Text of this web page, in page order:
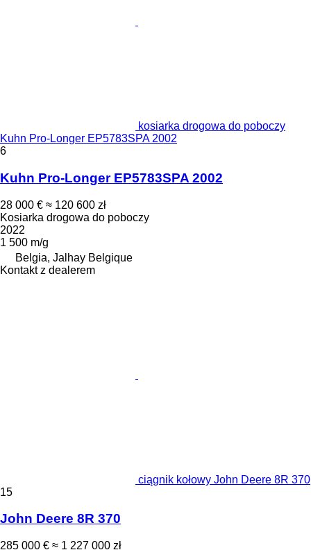
kosiarka drogowa do poboczy
Kuhn Pro-Longer EP5783SPA 2002
6
Kuhn Pro-Longer EP5783SPA 2002
28 000 € ≈ 120 600 zł
Kosiarka drogowa do poboczy
2022
1 500 m/g
Belgia, Jalhay Belgique
Kontakt z dealerem
ciągnik kołowy John Deere 8R 370
15
John Deere 8R 370
285 000 € ≈ 1 227 000 zł